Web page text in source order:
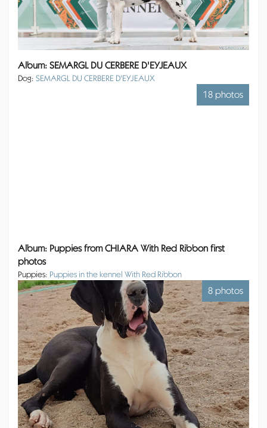
Album: SEMARGL DU CERBERE D'EYJEAUX
Dog: SEMARGL DU CERBERE D'EYJEAUX
18 photos
Album: Puppies from CHIARA With Red Ribbon first
photos
Puppies: Puppies in the kennel With Red Ribbon
8 photos